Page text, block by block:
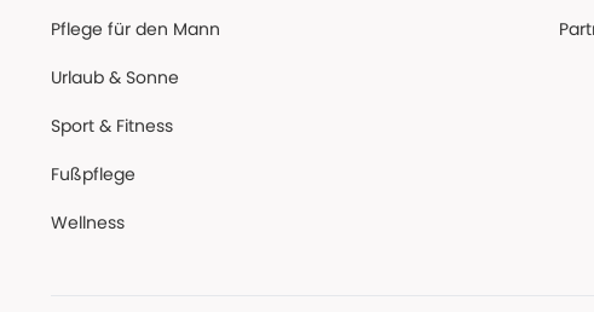
Pflege für den Mann
Urlaub & Sonne
Sport & Fitness
Fußpflege
Wellness